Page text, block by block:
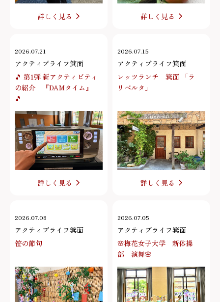
詳しく見る 詳しく見る
2026.07.21
アクティブライフ箕面
🎵 第1弾 新アクティビティ
の紹介 『DAMタイム』
🎵
詳しく見る
2026.07.15
アクティブライフ箕面
レッツランチ 箕面 「ラ
リベルタ」
詳しく見る
2026.07.08
アクティブライフ箕面
笹の節句
2026.07.05
アクティブライフ箕面
🌸梅花女子大学 新体操
部 演舞🌸